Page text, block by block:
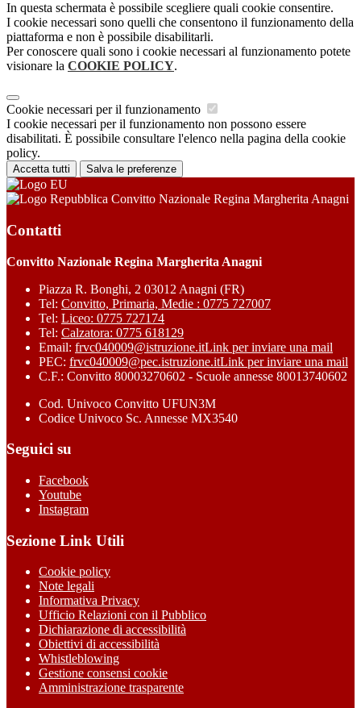
In questa schermata è possibile scegliere quali cookie consentire.
I cookie necessari sono quelli che consentono il funzionamento della
piattaforma e non è possibile disabilitarli.
Per conoscere quali sono i cookie necessari al funzionamento potete
visionare la COOKIE POLICY.
Cookie necessari per il funzionamento
I cookie necessari per il funzionamento non possono essere
disabilitati. È possibile consultare l'elenco nella pagina della cookie
policy.
Accetta tutti Salva le preferenze
Convitto Nazionale Regina Margherita Anagni
Contatti
Convitto Nazionale Regina Margherita Anagni
Piazza R. Bonghi, 2 03012 Anagni (FR)
Tel: Convitto, Primaria, Medie : 0775 727007
Tel: Liceo: 0775 727174
Tel: Calzatora: 0775 618129
Email: frvc040009@istruzione.itLink per inviare una mail
PEC: frvc040009@pec.istruzione.itLink per inviare una mail
C.F.: Convitto 80003270602 - Scuole annesse 80013740602
Cod. Univoco Convitto UFUN3M
Codice Univoco Sc. Annesse MX3540
Seguici su
Facebook
Youtube
Instagram
Sezione Link Utili
Cookie policy
Note legali
Informativa Privacy
Ufficio Relazioni con il Pubblico
Dichiarazione di accessibilità
Obiettivi di accessibilità
Whistleblowing
Gestione consensi cookie
Amministrazione trasparente